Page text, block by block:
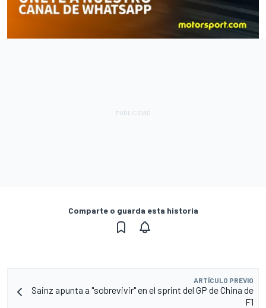
Comparte o guarda esta historia
ARTÍCULO PREVIO
Sainz apunta a "sobrevivir" en el sprint del GP de China de
F1